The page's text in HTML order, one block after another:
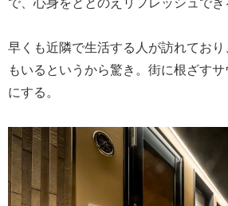
早くも近隣で生活する人が訪れてお
もいるというから驚き。街に根ざす
にする。